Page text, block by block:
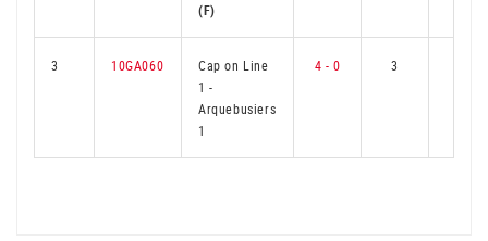
(F)
3 10GA060
Cap on Line
1-
Arquebusiers
1
4 - 0 3